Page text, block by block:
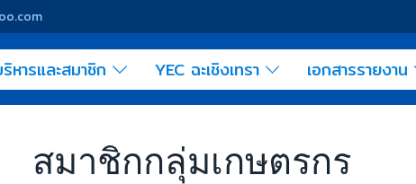
หารและสมาชิก YEC ฉะเชิงเทรา เอกสารรายงาน
สมาชิกกลุ่มเกษตรกร